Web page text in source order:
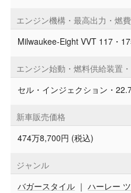
エンジン機構・最高出力・燃費
Milwaukee-Eight VVT 117・
エンジン始動・燃料供給装置
セル・インジェクション・
新車販売価格
474万8,700円 (税込)
ジャンル
バガースタイル ｜ ハーレー